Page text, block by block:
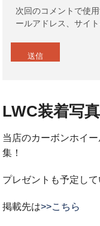
次回のコメントで使
ールアドレス、サイト
LWC装着写
当店のカーボンホイ
集！
プレゼントも予定し
掲載先は>>こちら